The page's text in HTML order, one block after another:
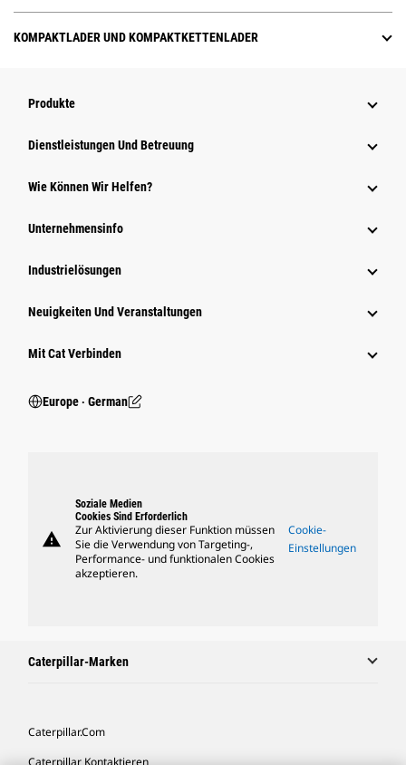
KOMPAKTLADER UND KOMPAKTKETTENLADER
Produkte
Dienstleistungen Und Betreuung
Wie Können Wir Helfen?
Unternehmensinfo
Industrielösungen
Neuigkeiten Und Veranstaltungen
Mit Cat Verbinden
Europe ‧ German
warning
Soziale Medien
Cookies Sind Erforderlich
Zur Aktivierung dieser Funktion müssen
Sie die Verwendung von Targeting-,
Performance- und funktionalen Cookies
akzeptieren.
Cookie-
Einstellungen
Caterpillar-Marken
Caterpillar.com
Caterpillar Kontaktieren